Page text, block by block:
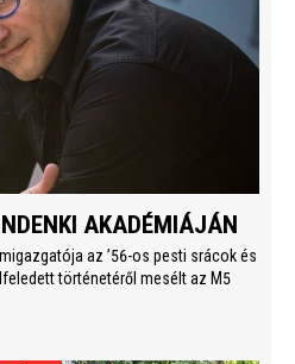
AKADÉMIÁJÁN
az ’56-os pesti srácok és
történetéről mesélt az M5